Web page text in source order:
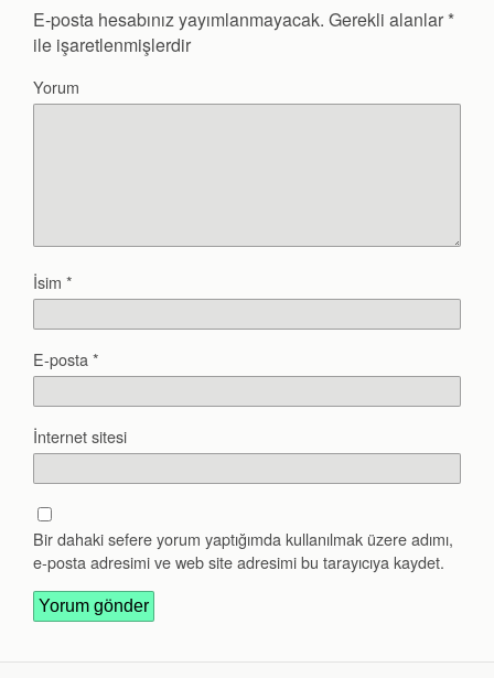
E-posta hesabınız yayımlanmayacak. Gerekli alanlar *
ile işaretlenmişlerdir
Yorum
İsim *
E-posta *
İnternet sitesi
Bir dahaki sefere yorum yaptığımda kullanılmak üzere adımı,
e-posta adresimi ve web site adresimi bu tarayıcıya kaydet.